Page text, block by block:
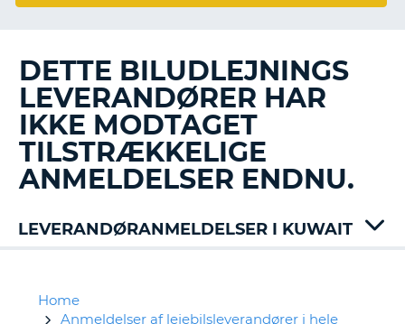
DETTE BILUDLEJNINGS
LEVERANDØRER HAR
IKKE MODTAGET
TILSTRÆKKELIGE
ANMELDELSER ENDNU.
LEVERANDØRANMELDELSER I KUWAIT
Home
Anmeldelser af lejebilsleverandører i hele